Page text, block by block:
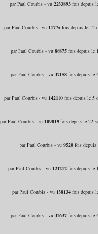
par Paul Courbis - vu 2233893fois depuis
par Paul Courbis - vu 11776fois depuis le 12
par Paul Courbis - vu 86875fois depuis le
par Paul Courbis - vu 47158fois depuis le
par Paul Courbis - vu 142110fois depuis le 5
par Paul Courbis - vu 109019fois depuis le 22
par Paul Courbis - vu 9520fois depuis
par Paul Courbis - vu 121212fois depuis le
par Paul Courbis - vu 138134fois depuis
par Paul Courbis - vu 42637fois depuis le